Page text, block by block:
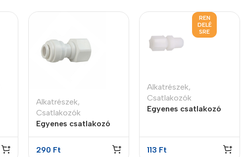
Alkatrészek,
Csatlakozók
Egyenes csatlakozó
290 Ft
REN
DELÉ
SRE
Alkatrészek,
Csatlakozók
Egyenes csatlakozó
113 Ft